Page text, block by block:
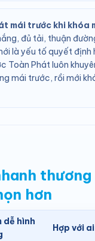
mái trước khi khóa
đủ tải, thuận
là yếu tố quyết định
Toàn Phát luôn
mái trước, rồi mới
hơn
dễ hình
Hợp với ai